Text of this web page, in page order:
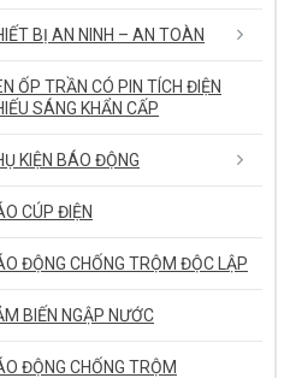
BỊ AN NINH – AN TOÀN
ỐP TRẦN CÓ PIN TÍCH ĐIỆN
SÁNG KHẨN CẤP
KIỆN BÁO ĐỘNG
CÚP ĐIỆN
ĐỘNG CHỐNG TRỘM ĐỘC LẬP
BIẾN NGẬP NƯỚC
ĐỘNG CHỐNG TRỘM